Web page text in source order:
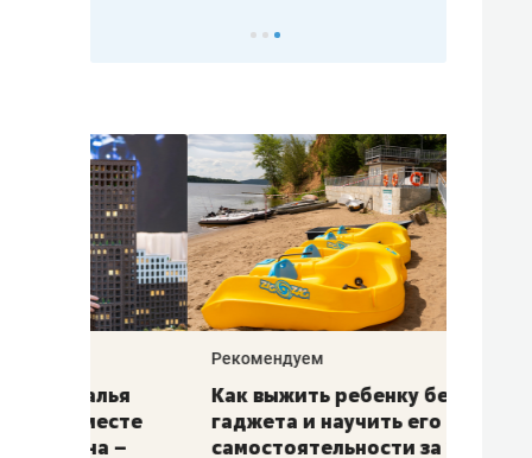
–
Рекомендуем
Как выжить ребенку без
гаджета и научить его
самостоятельности за 18